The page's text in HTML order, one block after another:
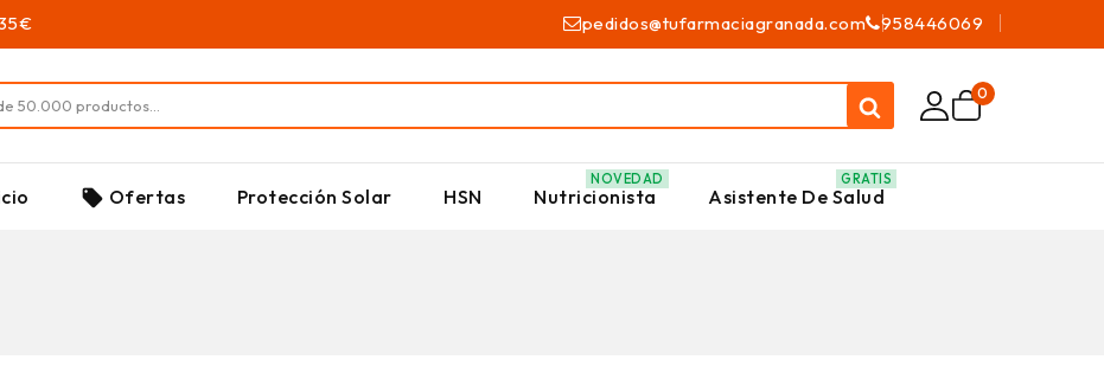
pedidos@tufarmaciagranada.com 958446069
0
local_offer Ofertas Protección Solar HSN Nutricionista
NOVEDAD
Asistente De Salud
GRATIS